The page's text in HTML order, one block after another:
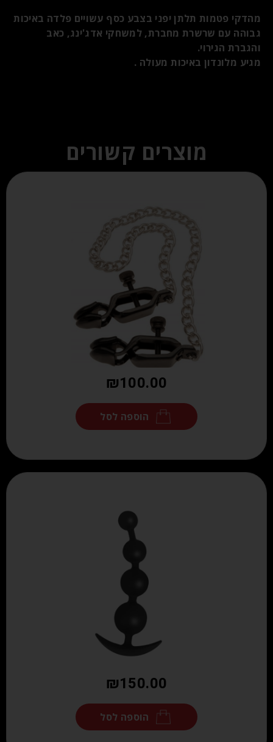
מהדקי פטמות תלתן יפני בצבע כסף עשויים פלדה באיכות
גבוהה עם שרשרת מחברת, למשחקי אדג'ינג, כאב
והגברת הגירוי.
מגיע מלונדון באיכות מעולה .
מוצרים קשורים
₪100.00
הוספה לסל
₪150.00
הוספה לסל